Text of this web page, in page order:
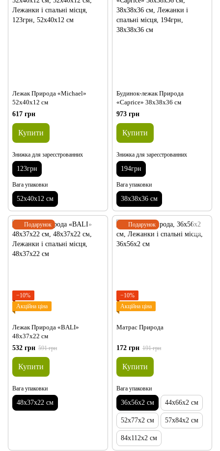
Лежак Природа «Michael»
52х40х12 см
617 грн
Купити
Знижка для зареєстрованних
123грн
Вага упаковки
52х40х12 см
Будинок-лежак Природа
«Caprice» 38х38х36 см
973 грн
Купити
Знижка для зареєстрованних
194грн
Вага упаковки
38х38х36 см
Подарунок
−10%
Акційна ціна
Лежак Природа «BALI»
48х37х22 см
532 грн 591 грн
Купити
Вага упаковки
48х37х22 см
Подарунок
−10%
Акційна ціна
Матрас Природа
172 грн 191 грн
Купити
Вага упаковки
36х56х2 см 44х66х2 см
52х77х2 см 57х84х2 см
84х112х2 см